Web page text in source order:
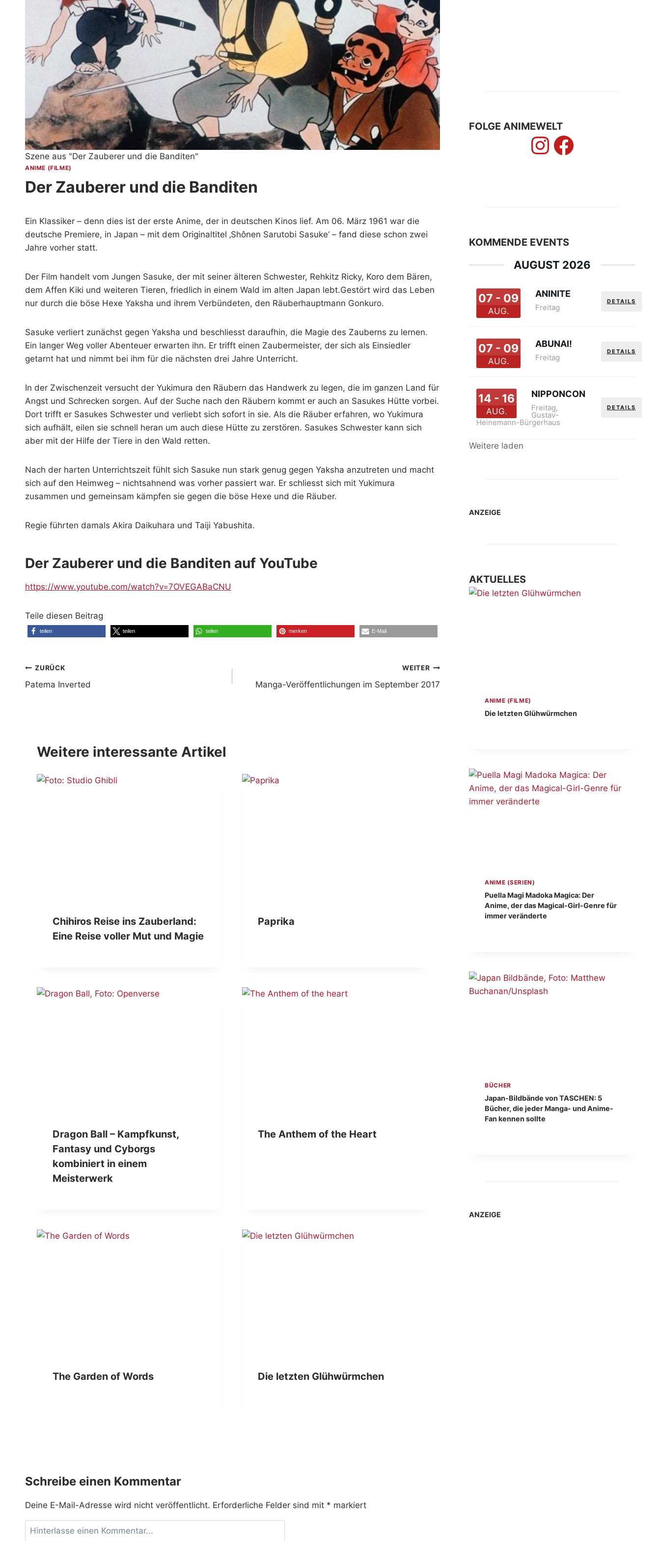
Szene aus "Der Zauberer und die Banditen"
ANIME (FILME)
Der Zauberer und die Banditen
Ein Klassiker – denn dies ist der erste Anime, der in deutschen Kinos lief. Am 06. März 1961 war die
deutsche Premiere, in Japan – mit dem Originaltitel ‚Shônen Sarutobi Sasuke‘ – fand diese schon zwei
Jahre vorher statt.
Der Film handelt vom Jungen Sasuke, der mit seiner älteren Schwester, Rehkitz Ricky, Koro dem Bären,
dem Affen Kiki und weiteren Tieren, friedlich in einem Wald im alten Japan lebt.Gestört wird das Leben
nur durch die böse Hexe Yaksha und ihrem Verbündeten, den Räuberhauptmann Gonkuro.
Sasuke verliert zunächst gegen Yaksha und beschliesst daraufhin, die Magie des Zauberns zu lernen.
Ein langer Weg voller Abenteuer erwarten ihn. Er trifft einen Zaubermeister, der sich als Einsiedler
getarnt hat und nimmt bei ihm für die nächsten drei Jahre Unterricht.
In der Zwischenzeit versucht der Yukimura den Räubern das Handwerk zu legen, die im ganzen Land für
Angst und Schrecken sorgen. Auf der Suche nach den Räubern kommt er auch an Sasukes Hütte vorbei.
Dort trifft er Sasukes Schwester und verliebt sich sofort in sie. Als die Räuber erfahren, wo Yukimura
sich aufhält, eilen sie schnell heran um auch diese Hütte zu zerstören. Sasukes Schwester kann sich
aber mit der Hilfe der Tiere in den Wald retten.
Nach der harten Unterrichtszeit fühlt sich Sasuke nun stark genug gegen Yaksha anzutreten und macht
sich auf den Heimweg – nichtsahnend was vorher passiert war. Er schliesst sich mit Yukimura
zusammen und gemeinsam kämpfen sie gegen die böse Hexe und die Räuber.
Regie führten damals Akira Daikuhara und Taiji Yabushita.
Der Zauberer und die Banditen auf YouTube
https://www.youtube.com/watch?v=7OVEGABaCNU
Teile diesen Beitrag
teilen teilen teilen merken E-Mail
Beitragsnavigation
ZURÜCK
Patema Inverted
WEITER
Manga-Veröffentlichungen im September 2017
Weitere interessante Artikel
Chihiros Reise ins Zauberland:
Eine Reise voller Mut und Magie
Paprika
Dragon Ball – Kampfkunst,
Fantasy und Cyborgs
kombiniert in einem
Meisterwerk
The Anthem of the Heart
The Garden of Words Die letzten Glühwürmchen
Schreibe einen Kommentar
Deine E-Mail-Adresse wird nicht veröffentlicht. Erforderliche Felder sind mit * markiert
FOLGE ANIMEWELT
Instagram
KOMMENDE EVENTS
AUGUST 2026
07 - 09
AUG.
ANINITE
Freitag
DETAILS
07 - 09
AUG.
ABUNAI!
Freitag
DETAILS
14 - 16
AUG.
NIPPONCON
Freitag,
Gustav-
Heinemann-Bürgerhaus
DETAILS
Weitere laden
ANZEIGE
AKTUELLES
ANIME (FILME)
Die letzten Glühwürmchen
ANIME (SERIEN)
Puella Magi Madoka Magica: Der
Anime, der das Magical-Girl-Genre für
immer veränderte
BÜCHER
Japan-Bildbände von TASCHEN: 5
Bücher, die jeder Manga- und Anime-
Fan kennen sollte
ANZEIGE